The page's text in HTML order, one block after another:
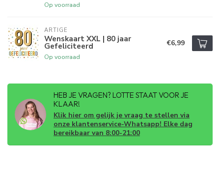
Op voorraad
ARTIGE
Wenskaart XXL | 80 jaar
Gefeliciteerd
Op voorraad
€6,99
HEB JE VRAGEN? LOTTE STAAT VOOR JE
KLAAR!
Klik hier om gelijk je vraag te stellen via
onze klantenservice-Whatsapp! Elke dag
bereikbaar van 8:00-21:00